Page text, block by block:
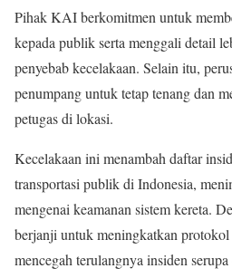
Pihak KAI berkomitmen untuk
kepada publik serta menggali detail
penyebab kecelakaan. Selain itu,
penumpang untuk tetap tenang dan
petugas di lokasi.
Kecelakaan ini menambah daftar
transportasi publik di Indonesia,
mengenai keamanan sistem kereta.
berjanji untuk meningkatkan protokol
mencegah terulangnya insiden